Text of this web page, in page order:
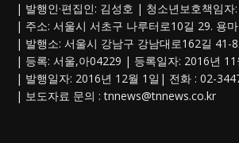
| 발행인·편집인: 김성호 | 청소년보호책임자
| 주소: 서울시 서초구 나루터로10길 29. 용
| 발행소: 서울시 강남구 강남대로162길 41-
| 등록: 서울,아04229 | 등록일자: 2016년 11
| 발행일자: 2016년 12월 1일| 전화 : 02-
| 보도자료 문의 :tnnews@tnnews.co.kr